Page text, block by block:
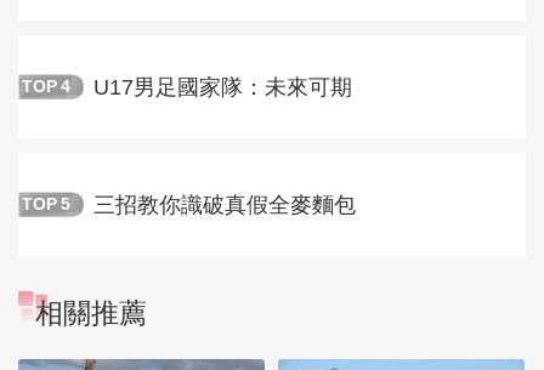
TOP 4 U17男足國家隊：未來可期
TOP 5 三招教你識破真假全麥麵包
相關推薦